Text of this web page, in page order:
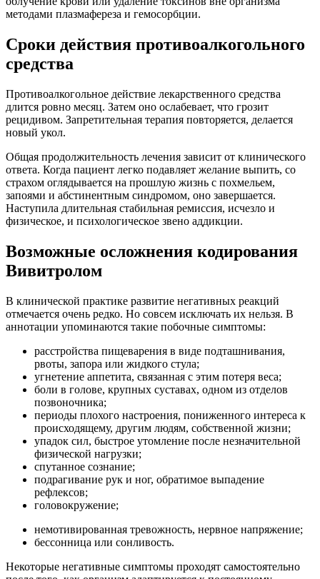
методами плазмафереза и гемосорбции.
Сроки действия противоалкогольного
средства
Противоалкогольное действие лекарственного средства
длится ровно месяц. Затем оно ослабевает, что грозит
рецидивом. Запретительная терапия повторяется, делается
новый укол.
Общая продолжительность лечения зависит от клинического
ответа. Когда пациент легко подавляет желание выпить, со
страхом оглядывается на прошлую жизнь с похмельем,
запоями и абстинентным синдромом, оно завершается.
Наступила длительная стабильная ремиссия, исчезло и
физическое, и психологическое звено аддикции.
Возможные осложнения кодирования
Вивитролом
В клинической практике развитие негативных реакций
отмечается очень редко. Но совсем исключать их нельзя. В
аннотации упоминаются такие побочные симптомы:
расстройства пищеварения в виде подташнивания,
рвоты, запора или жидкого стула;
угнетение аппетита, связанная с этим потеря веса;
боли в голове, крупных суставах, одном из отделов
позвоночника;
периоды плохого настроения, пониженного интереса к
происходящему, другим людям, собственной жизни;
упадок сил, быстрое утомление после незначительной
физической нагрузки;
спутанное сознание;
подрагивание рук и ног, обратимое выпадение
рефлексов;
головокружение;
немотивированная тревожность, нервное напряжение;
бессонница или сонливость.
Некоторые негативные симптомы проходят самостоятельно